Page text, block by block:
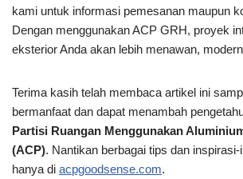
kami untuk informasi pemesanan maupun
Dengan menggunakan ACP GRH, proyek
eksterior Anda akan lebih menawan,
Terima kasih telah membaca artikel ini
bermanfaat dan dapat menambah
Partisi Ruangan Menggunakan
(ACP). Nantikan berbagai tips dan
hanya di acpgoodsense.com.